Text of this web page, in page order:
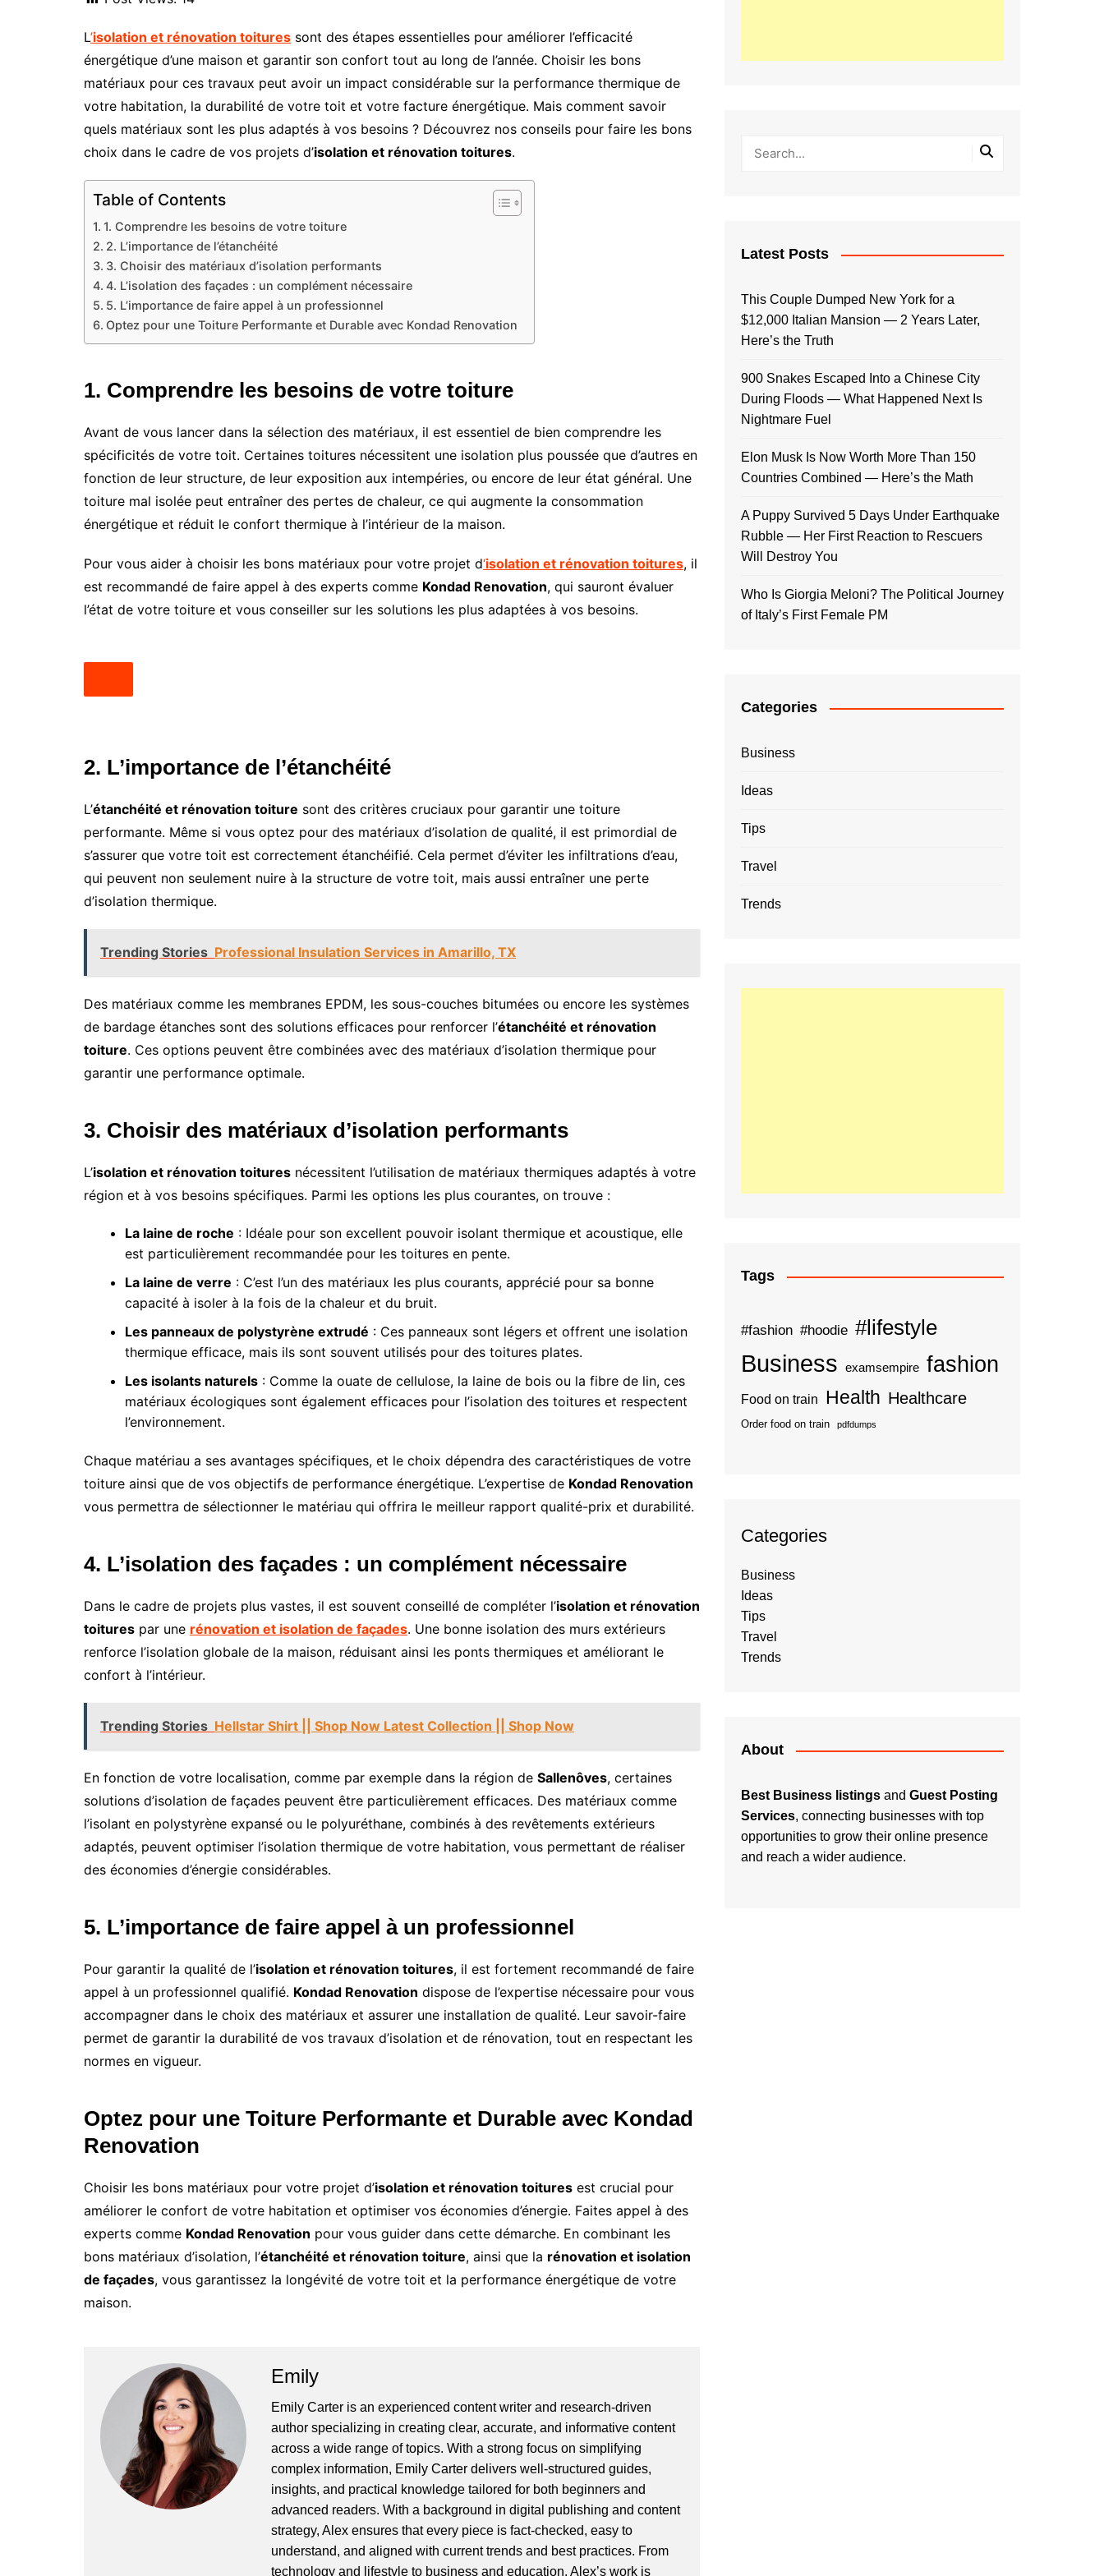
L’isolation et rénovation toitures sont des étapes essentielles pour améliorer l’efficacité
énergétique d’une maison et garantir son confort tout au long de l’année. Choisir les bons
matériaux pour ces travaux peut avoir un impact considérable sur la performance thermique de
votre habitation, la durabilité de votre toit et votre facture énergétique. Mais comment savoir
quels matériaux sont les plus adaptés à vos besoins ? Découvrez nos conseils pour faire les bons
choix dans le cadre de vos projets d’isolation et rénovation toitures.
Table of Contents
1. Comprendre les besoins de votre toiture
2. L’importance de l’étanchéité
3. Choisir des matériaux d’isolation performants
4. L’isolation des façades : un complément nécessaire
5. L’importance de faire appel à un professionnel
Optez pour une Toiture Performante et Durable avec Kondad Renovation
1. Comprendre les besoins de votre toiture
Avant de vous lancer dans la sélection des matériaux, il est essentiel de bien comprendre les
spécificités de votre toit. Certaines toitures nécessitent une isolation plus poussée que d’autres en
fonction de leur structure, de leur exposition aux intempéries, ou encore de leur état général. Une
toiture mal isolée peut entraîner des pertes de chaleur, ce qui augmente la consommation
énergétique et réduit le confort thermique à l’intérieur de la maison.
Pour vous aider à choisir les bons matériaux pour votre projet d‘isolation et rénovation toitures, il
est recommandé de faire appel à des experts comme Kondad Renovation, qui sauront évaluer
l’état de votre toiture et vous conseiller sur les solutions les plus adaptées à vos besoins.
2. L’importance de l’étanchéité
L’étanchéité et rénovation toiture sont des critères cruciaux pour garantir une toiture
performante. Même si vous optez pour des matériaux d’isolation de qualité, il est primordial de
s’assurer que votre toit est correctement étanchéifié. Cela permet d’éviter les infiltrations d’eau,
qui peuvent non seulement nuire à la structure de votre toit, mais aussi entraîner une perte
d’isolation thermique.
Trending Stories Professional Insulation Services in Amarillo, TX
Des matériaux comme les membranes EPDM, les sous-couches bitumées ou encore les systèmes
de bardage étanches sont des solutions efficaces pour renforcer l’étanchéité et rénovation
toiture. Ces options peuvent être combinées avec des matériaux d’isolation thermique pour
garantir une performance optimale.
3. Choisir des matériaux d’isolation performants
L’isolation et rénovation toitures nécessitent l’utilisation de matériaux thermiques adaptés à votre
région et à vos besoins spécifiques. Parmi les options les plus courantes, on trouve :
La laine de roche : Idéale pour son excellent pouvoir isolant thermique et acoustique, elle
est particulièrement recommandée pour les toitures en pente.
La laine de verre : C’est l’un des matériaux les plus courants, apprécié pour sa bonne
capacité à isoler à la fois de la chaleur et du bruit.
Les panneaux de polystyrène extrudé : Ces panneaux sont légers et offrent une isolation
thermique efficace, mais ils sont souvent utilisés pour des toitures plates.
Les isolants naturels : Comme la ouate de cellulose, la laine de bois ou la fibre de lin, ces
matériaux écologiques sont également efficaces pour l’isolation des toitures et respectent
l’environnement.
Chaque matériau a ses avantages spécifiques, et le choix dépendra des caractéristiques de votre
toiture ainsi que de vos objectifs de performance énergétique. L’expertise de Kondad Renovation
vous permettra de sélectionner le matériau qui offrira le meilleur rapport qualité-prix et durabilité.
4. L’isolation des façades : un complément nécessaire
Dans le cadre de projets plus vastes, il est souvent conseillé de compléter l’isolation et rénovation
toitures par une rénovation et isolation de façades. Une bonne isolation des murs extérieurs
renforce l’isolation globale de la maison, réduisant ainsi les ponts thermiques et améliorant le
confort à l’intérieur.
Trending Stories Hellstar Shirt || Shop Now Latest Collection || Shop Now
En fonction de votre localisation, comme par exemple dans la région de Sallenôves, certaines
solutions d’isolation de façades peuvent être particulièrement efficaces. Des matériaux comme
l’isolant en polystyrène expansé ou le polyuréthane, combinés à des revêtements extérieurs
adaptés, peuvent optimiser l’isolation thermique de votre habitation, vous permettant de réaliser
des économies d’énergie considérables.
5. L’importance de faire appel à un professionnel
Pour garantir la qualité de l’isolation et rénovation toitures, il est fortement recommandé de faire
appel à un professionnel qualifié. Kondad Renovation dispose de l’expertise nécessaire pour vous
accompagner dans le choix des matériaux et assurer une installation de qualité. Leur savoir-faire
permet de garantir la durabilité de vos travaux d’isolation et de rénovation, tout en respectant les
normes en vigueur.
Optez pour une Toiture Performante et Durable avec Kondad
Renovation
Choisir les bons matériaux pour votre projet d’isolation et rénovation toitures est crucial pour
améliorer le confort de votre habitation et optimiser vos économies d’énergie. Faites appel à des
experts comme Kondad Renovation pour vous guider dans cette démarche. En combinant les
bons matériaux d’isolation, l’étanchéité et rénovation toiture, ainsi que la rénovation et isolation
de façades, vous garantissez la longévité de votre toit et la performance énergétique de votre
maison.
Emily
Emily Carter is an experienced content writer and research-driven
author specializing in creating clear, accurate, and informative content
across a wide range of topics. With a strong focus on simplifying
complex information, Emily Carter delivers well-structured guides,
insights, and practical knowledge tailored for both beginners and
advanced readers. With a background in digital publishing and content
strategy, Alex ensures that every piece is fact-checked, easy to
understand, and aligned with current trends and best practices. From
technology and lifestyle to business and education, Alex’s work is
Latest Posts
This Couple Dumped New York for a
$12,000 Italian Mansion — 2 Years Later,
Here’s the Truth
900 Snakes Escaped Into a Chinese City
During Floods — What Happened Next Is
Nightmare Fuel
Elon Musk Is Now Worth More Than 150
Countries Combined — Here’s the Math
A Puppy Survived 5 Days Under Earthquake
Rubble — Her First Reaction to Rescuers
Will Destroy You
Who Is Giorgia Meloni? The Political Journey
of Italy’s First Female PM
Categories
Business
Ideas
Tips
Travel
Trends
Tags
#fashion #hoodie #lifestyle
Business examsempire fashion
Food on train Health Healthcare
Order food on train pdfdumps
Categories
Business
Ideas
Tips
Travel
Trends
About
Best Business listings and Guest Posting
Services, connecting businesses with top
opportunities to grow their online presence
and reach a wider audience.